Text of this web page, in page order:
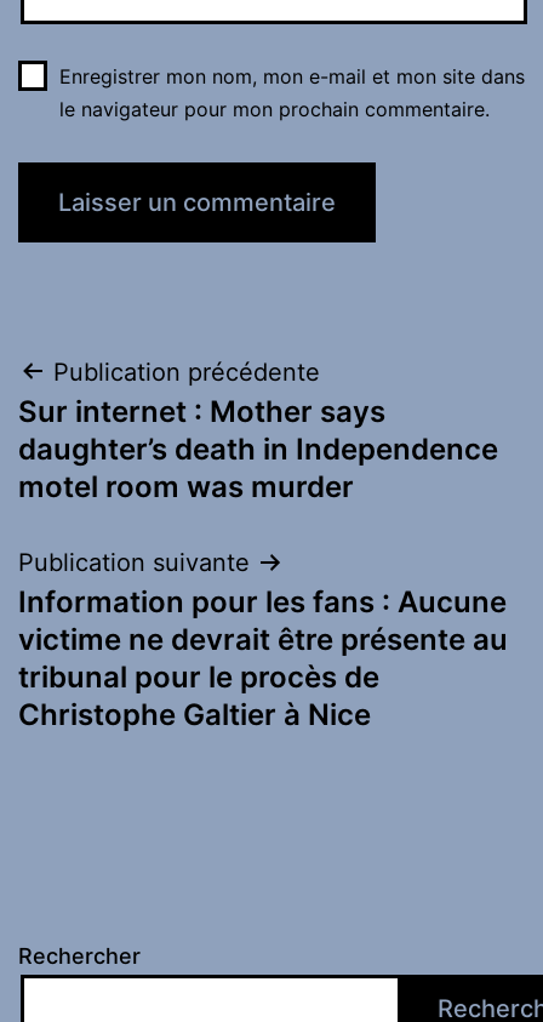
Enregistrer mon nom, mon e-mail et mon site dans
le navigateur pour mon prochain commentaire.
Navigation
de
l’article
Publication précédente
Sur internet : Mother says
daughter’s death in Independence
motel room was murder
Publication suivante
Information pour les fans : Aucune
victime ne devrait être présente au
tribunal pour le procès de
Christophe Galtier à Nice
Rechercher